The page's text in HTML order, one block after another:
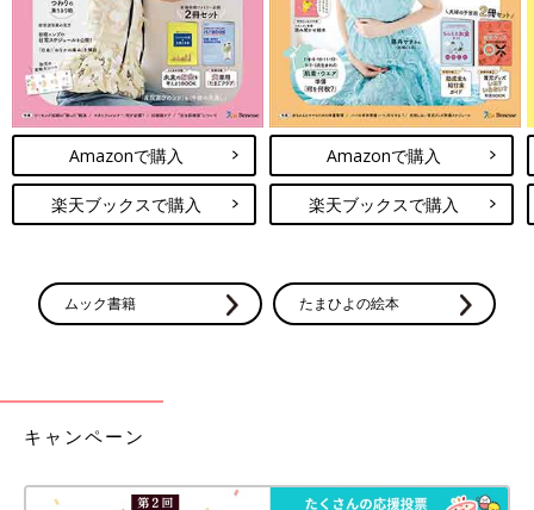
Amazonで購入
楽天ブックスで購入
Amazonで購入
楽天ブックスで購入
ムック書籍 たまひよの絵本
キャンペーン